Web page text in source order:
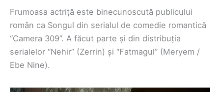
Frumoasa actriță este binecunoscută publicului
român ca Songul din serialul de comedie romantică
“Camera 309”. A făcut parte și din distribuția
serialelor “Nehir” (Zerrin) și “Fatmagul” (Meryem /
Ebe Nine).